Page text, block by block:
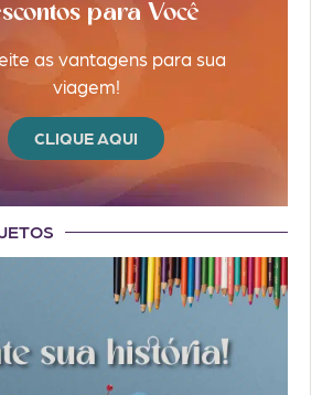
para Você
as vantagens para sua
viagem!
CLIQUE AQUI